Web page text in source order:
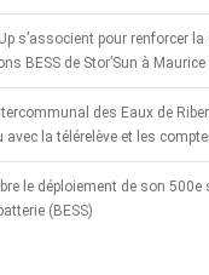
s’associent pour renforcer
BESS de Stor’Sun à Maurice
des Eaux de
avec la télérelève et les
le déploiement de son
(BESS)